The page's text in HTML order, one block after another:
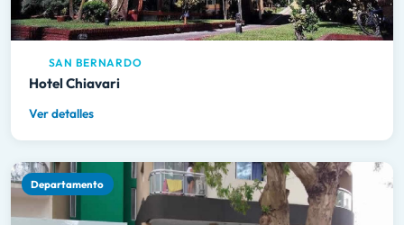
SAN BERNARDO
Hotel Chiavari
Ver detalles
Departamento